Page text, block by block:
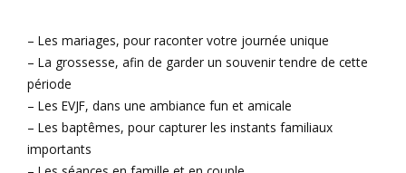
– Les mariages, pour raconter votre journée unique
– La grossesse, afin de garder un souvenir tendre de cette
période
– Les EVJF, dans une ambiance fun et amicale
– Les baptêmes, pour capturer les instants familiaux
importants